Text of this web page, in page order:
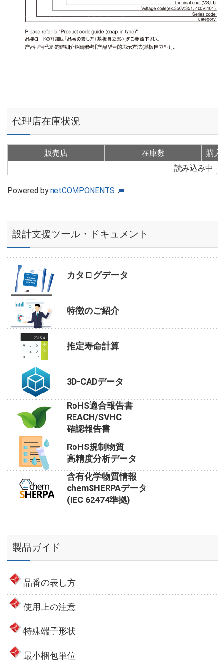
代理店在庫状況
販売店 在庫数
購
読み込み中
Powered bynetCOMPONENTS
設計支援ツール・ドキュメント
カタログデータ
特徴のご紹介
推定寿命計算
3D-CADデータ
RoHS適合報告書
REACH/SVHC
確認報告書
RoHS規制物質
高精度分析データ
含有化学物質情報
chemSHERPAデータ
(IEC 62474準拠)
製品ガイド
品番の表し方
使用上の注意
特殊端子形状
最小梱包単位